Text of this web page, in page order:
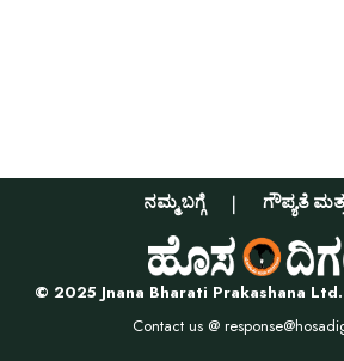
ನಮ್ಮ ಬಗ್ಗೆ ಗೌಪ್ಯತೆ
© 2025 Jnana Bharati Prakashana
Contact us @